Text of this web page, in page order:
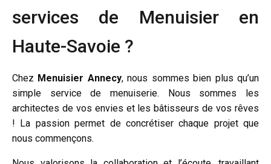
services de Menuisier en
Haute-Savoie ?
Chez Menuisier Annecy, nous sommes bien plus qu’un
simple service de menuiserie. Nous sommes les
architectes de vos envies et les bâtisseurs de vos rêves
! La passion permet de concrétiser chaque projet que
nous commençons.